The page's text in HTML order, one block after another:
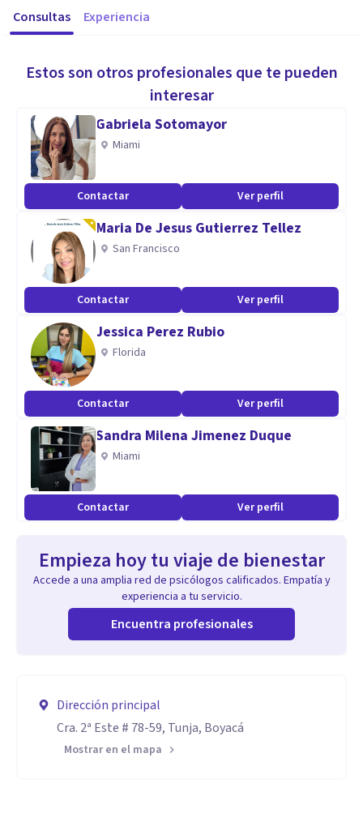
Consultas Experiencia
Estos son otros profesionales que te pueden
interesar
Gabriela Sotomayor
Miami
Contactar Ver perfil
Maria De Jesus Gutierrez Tellez
San Francisco
Contactar Ver perfil
Jessica Perez Rubio
Florida
Contactar Ver perfil
Sandra Milena Jimenez Duque
Miami
Contactar Ver perfil
Empieza hoy tu viaje de bienestar
Accede a una amplia red de psicólogos calificados. Empatía y
experiencia a tu servicio.
Encuentra profesionales
Dirección principal
Cra. 2ª Este # 78-59, Tunja, Boyacá
Mostrar en el mapa